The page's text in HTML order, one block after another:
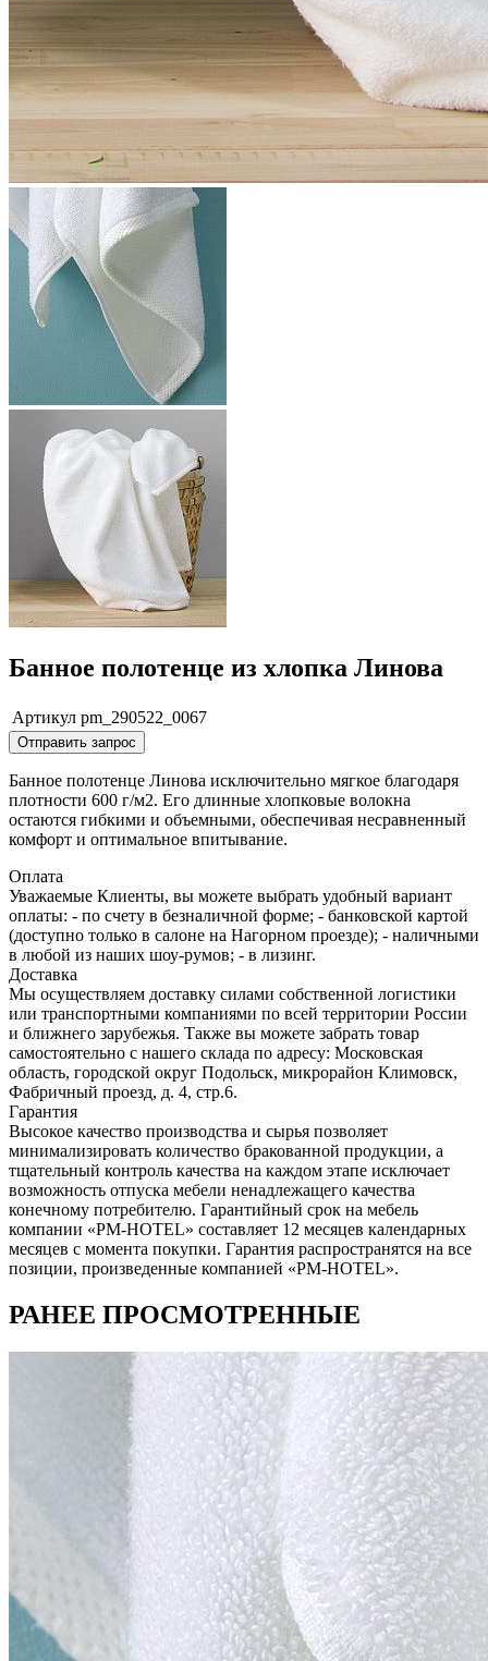
Банное полотенце из хлопка Линова
Артикул pm_290522_0067
Отправить запрос
Банное полотенце Линова исключительно мягкое благодаря
плотности 600 г/м2. Его длинные хлопковые волокна
остаются гибкими и объемными, обеспечивая несравненный
комфорт и оптимальное впитывание.
Оплата
Уважаемые Клиенты, вы можете выбрать удобный вариант
оплаты: - по счету в безналичной форме; - банковской картой
(доступно только в салоне на Нагорном проезде); - наличными
в любой из наших шоу-румов; - в лизинг.
Доставка
Мы осуществляем доставку силами собственной логистики
или транспортными компаниями по всей территории России
и ближнего зарубежья. Также вы можете забрать товар
самостоятельно с нашего склада по адресу: Московская
область, городcкой округ Подольск, микрорайон Климовск,
Фабричный проезд, д. 4, стр.6.
Гарантия
Высокое качество производства и сырья позволяет
минимализировать количество бракованной продукции, а
тщательный контроль качества на каждом этапе исключает
возможность отпуска мебели ненадлежащего качества
конечному потребителю. Гарантийный срок на мебель
компании «PM-HOTEL» составляет 12 месяцев календарных
месяцев с момента покупки. Гарантия распространятся на все
позиции, произведенные компанией «PM-HOTEL».
РАНЕЕ ПРОСМОТРЕННЫЕ